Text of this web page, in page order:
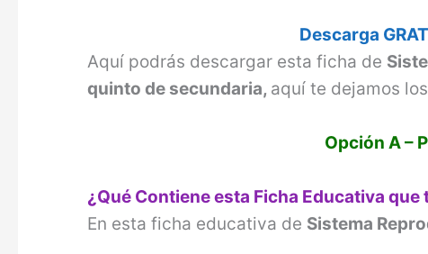
i
d
o
Descarga
Aquí podrás descargar esta ficha de
quinto de secundaria, aquí te dejamos
Opción A –
¿Qué Contiene esta Ficha Educativa
En esta ficha educativa de Sistema